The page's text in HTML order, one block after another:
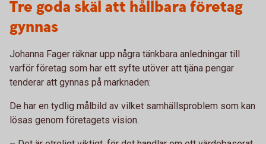
Tre goda skäl att hållbara företag
gynnas
Johanna Fager räknar upp några tänkbara anledningar till
varför företag som har ett syfte utöver att tjäna pengar
tenderar att gynnas på marknaden:
De har en tydlig målbild av vilket samhällsproblem som kan
lösas genom företagets vision.